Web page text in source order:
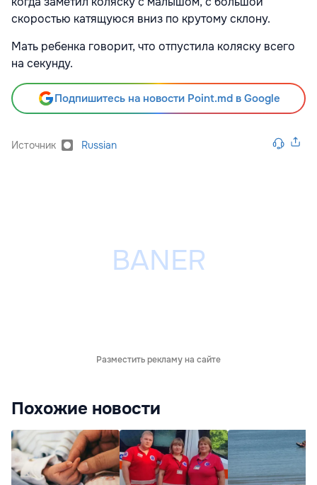
скоростью катящуюся вниз по крутому склону.
Мать ребенка говорит, что отпустила коляску всего
на секунду.
Подпишитесь на новости Point.md в Google
Источник Russian
Разместить рекламу на сайте
Похожие новости